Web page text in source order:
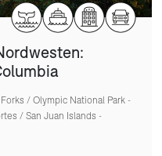
/ Olympic National Park -
/ San Juan Islands -